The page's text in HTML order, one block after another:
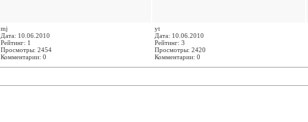
mj
Дата: 10.06.2010
Рейтинг: 1
Просмотры: 2454
Комментарии: 0
yt
Дата: 10.06.2010
Рейтинг: 3
Просмотры: 2420
Комментарии: 0